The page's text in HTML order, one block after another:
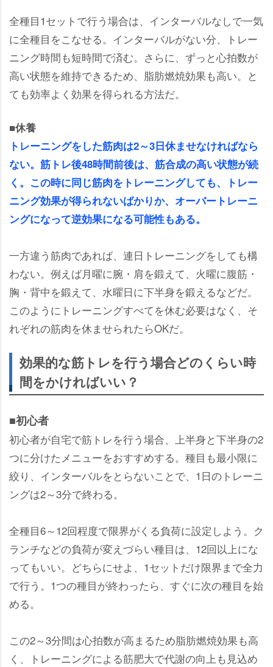
全種目1セットで行う場合は、インターバルなしで一気
に全種目をこなせる。インターバルがない分、トレー
ニング時間も短時間で済む。さらに、ずっと心拍数が
高い状態を維持できるため、脂肪燃焼効果も高い。と
ても効率よく効果を得られる方法だ。
■休養
トレーニングをした筋肉は2～3日休ませなければなら
ない。筋トレ後48時間前後は、筋合成の高い状態が続
く。この時に同じ筋肉をトレーニングしても、トレー
ニング効果が得られないばかりか、オーバートレーニ
ングになって逆効果になる可能性もある。
一方違う筋肉であれば、連日トレーニングをしても構
わない。例えば月曜に腕・肩を鍛えて、火曜に腹筋・
胸・背中を鍛えて、水曜日に下半身を鍛えるなどだ。
このようにトレーニングすべてを休む必要はなく、そ
れぞれの筋肉を休ませられたらOKだ。
効果的な筋トレを行う場合どのくらい時
間をかければいい？
■初心者
初心者が自宅で筋トレを行う場合、上半身と下半身の2
つに分けたメニューをおすすめする。種目も最小限に
絞り、インターバルをとらないことで、1日のトレーニ
ングは2～3分で終わる。
全種目6～12回程度で限界がくる負荷に設定しよう。ク
ランチなどの負荷が変えづらい種目は、12回以上にな
ってもいい。どちらにせよ、1セットだけ限界まで全力
で行う。1つの種目が終わったら、すぐに次の種目を始
める。
この2～3分間は心拍数が高まるため脂肪燃焼効果も高
く、トレーニングによる筋肥大で代謝の向上も見込め